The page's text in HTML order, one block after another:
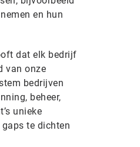
en hun
dat elk bedrijf
van onze
bedrijven
beheer,
unieke
te dichten